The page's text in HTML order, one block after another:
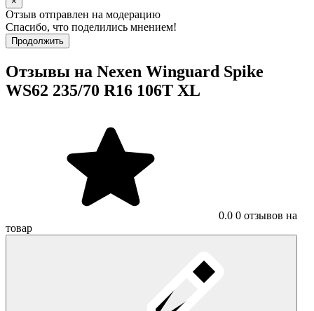
Отзыв отправлен на модерацию
Спасибо, что поделились мнением!
Продолжить
Отзывы на Nexen Winguard Spike
WS62 235/70 R16 106T XL
0.0 0 отзывов на
товар